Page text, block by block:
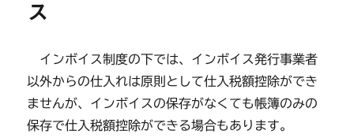
ス
インボイス制度の下では、インボイス発行事業者
以外からの仕入れは原則として仕入税額控除ができ
ませんが、インボイスの保存がなくても帳簿のみの
保存で仕入税額控除ができる場合もあります。